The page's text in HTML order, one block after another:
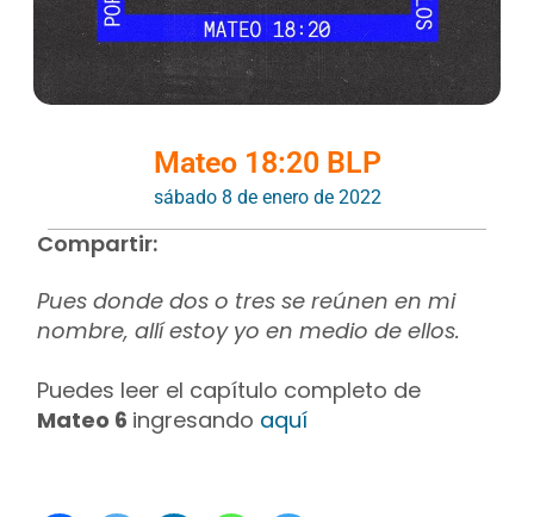
Mateo 18:20 BLP
sábado 8 de enero de 2022
Compartir:
Pues donde dos o tres se reúnen en mi
nombre, allí estoy yo en medio de ellos.
Puedes leer el capítulo completo de
Mateo 6 ingresando aquí